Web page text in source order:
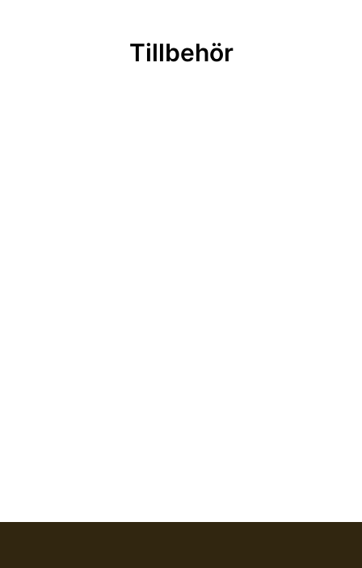
Tillbehör